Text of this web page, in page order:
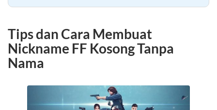
Tips dan Cara Membuat
Nickname FF Kosong Tanpa
Nama